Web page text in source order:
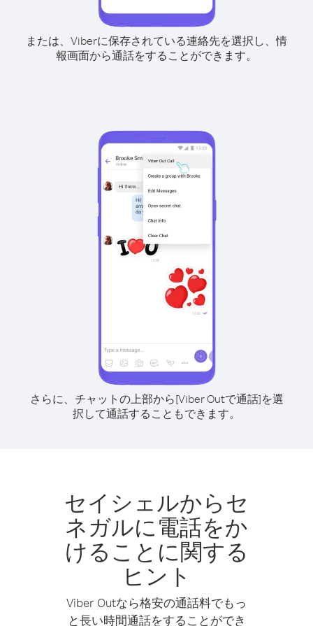
または、Viberに保存されている連絡先を選択し、情
報画面から通話をすることができます。
さらに、チャットの上部から[Viber Outで通話]を選
択して通話することもできます。
セイシェルからセ
ネガルに電話をか
けることに関する
ヒント
Viber Outなら格安の通話料でもっ
と長い時間通話をすることができ